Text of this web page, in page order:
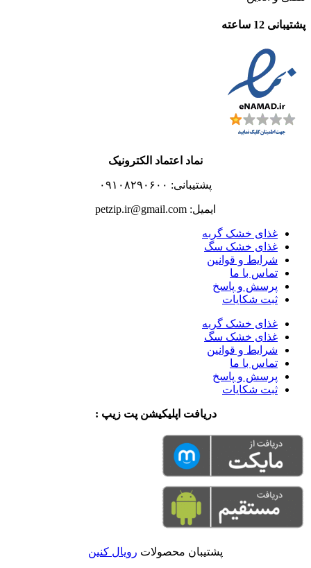
پشتیبانی 12 ساعته
نماد اعتماد الکترونیک
پشتیبانی: ۰۹۱۰۸۲۹۰۶۰۰
ایمیل: petzip.ir@gmail.com
غذای خشک گربه
غذای خشک سگ
شرایط و قوانین
تماس با ما
پرسش و پاسخ
ثبت شکایات
غذای خشک گربه
غذای خشک سگ
شرایط و قوانین
تماس با ما
پرسش و پاسخ
ثبت شکایات
دریافت اپلیکیشن پت زیپ :
پشتیبان محصولات رویال کنین